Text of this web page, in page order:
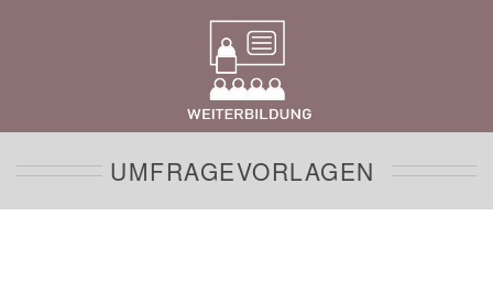
UMFRAGEVORLAGEN